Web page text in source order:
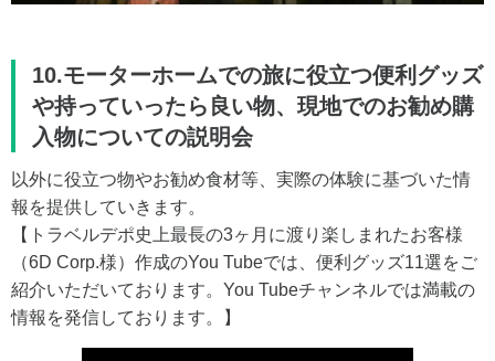
10.モーターホームでの旅に役立つ便利グッズ
や持っていったら良い物、現地でのお勧め購
入物についての説明会
以外に役立つ物やお勧め食材等、実際の体験に基づいた情
報を提供していきます。
【トラベルデポ史上最長の3ヶ月に渡り楽しまれたお客様
（6D Corp.様）作成のYou Tubeでは、便利グッズ11選をご
紹介いただいております。You Tubeチャンネルでは満載の
情報を発信しております。】